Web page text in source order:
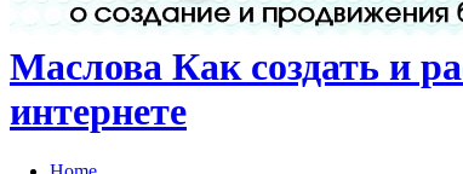
Маслова Как создать и
интернете